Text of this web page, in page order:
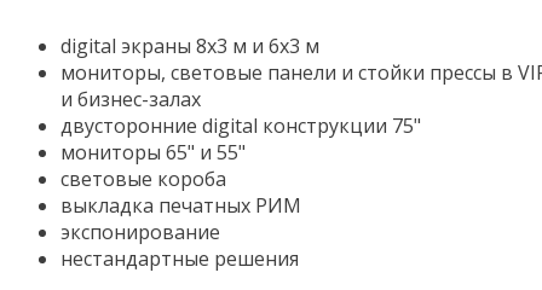
digital экраны 8х3 м и 6х3 м
мониторы, световые панели и стойки прессы в
и бизнес-залах
двусторонние digital конструкции 75"
мониторы 65" и 55"
световые короба
выкладка печатных РИМ
экспонирование
нестандартные решения